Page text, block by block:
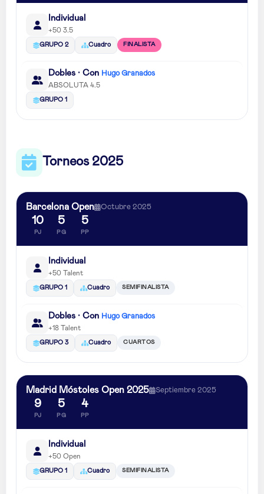
Individual
+50 3.5
GRUPO 2 Cuadro FINALISTA
Dobles · Con Hugo Granados
ABSOLUTA 4.5
GRUPO 1
Torneos 2025
Barcelona Open Octubre 2025
10
PJ
5
PG
5
PP
Individual
+50 Talent
GRUPO 1 Cuadro SEMIFINALISTA
Dobles · Con Hugo Granados
+18 Talent
GRUPO 3 Cuadro CUARTOS
Madrid Móstoles Open 2025 Septiembre 2025
9
PJ
5
PG
4
PP
Individual
+50 Open
GRUPO 1 Cuadro SEMIFINALISTA